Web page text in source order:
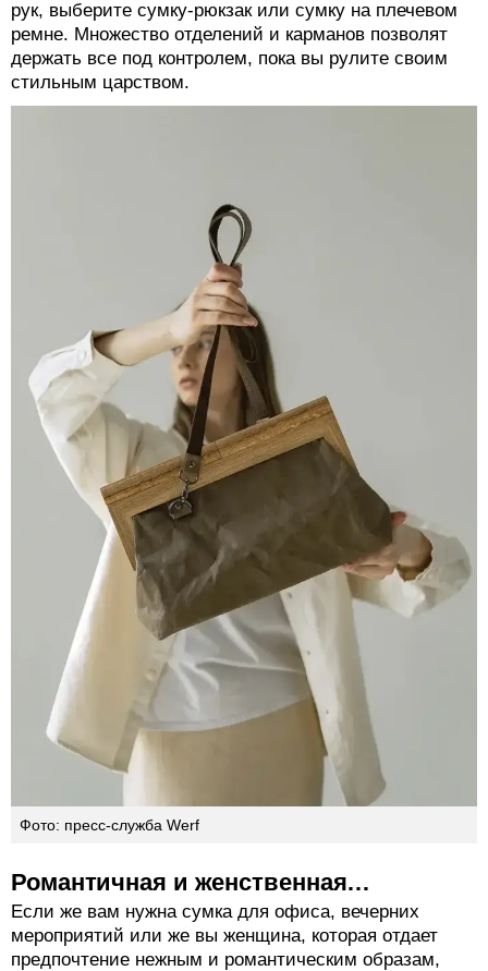
рук, выберите сумку-рюкзак или сумку на плечевом
ремне. Множество отделений и карманов позволят
держать все под контролем, пока вы рулите своим
стильным царством.
Фото: пресс-служба Werf
Романтичная и женственная…
Если же вам нужна сумка для офиса, вечерних
мероприятий или же вы женщина, которая отдает
предпочтение нежным и романтическим образам,